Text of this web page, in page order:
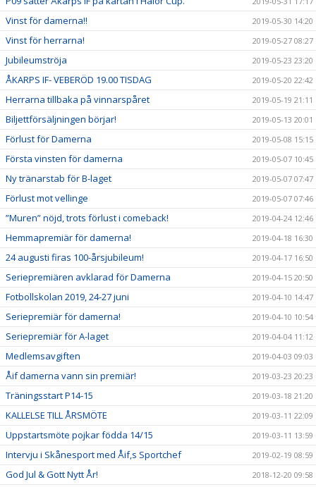
Vinst för damerna!! 2019-05-30 14:20
Vinst för herrarna! 2019-05-27 08:27
Jubileumströja 2019-05-23 23:20
ÅKARPS IF- VEBERÖD 19.00 TISDAG 2019-05-20 22:42
Herrarna tillbaka på vinnarspåret 2019-05-19 21:11
Biljettförsäljningen börjar! 2019-05-13 20:01
Förlust för Damerna 2019-05-08 15:15
Första vinsten för damerna 2019-05-07 10:45
Ny tränarstab för B-laget 2019-05-07 07:47
Förlust mot vellinge 2019-05-07 07:46
”Muren” nöjd, trots förlust i comeback! 2019-04-24 12:46
Hemmapremiär för damerna! 2019-04-18 16:30
24 augusti firas 100-årsjubileum! 2019-04-17 16:50
Seriepremiären avklarad för Damerna 2019-04-15 20:50
Fotbollskolan 2019, 24-27 juni 2019-04-10 14:47
Seriepremiär för damerna! 2019-04-10 10:54
Seriepremiär för A-laget 2019-04-04 11:12
Medlemsavgiften 2019-04-03 09:03
Åif damerna vann sin premiär! 2019-03-23 20:23
Träningsstart P14-15 2019-03-18 21:20
KALLELSE TILL ÅRSMÖTE 2019-03-11 22:09
Uppstartsmöte pojkar födda 14/15 2019-03-11 13:59
Intervju i Skånesport med Åif,s Sportchef 2019-02-19 08:59
God Jul & Gott Nytt År! 2018-12-20 09:58